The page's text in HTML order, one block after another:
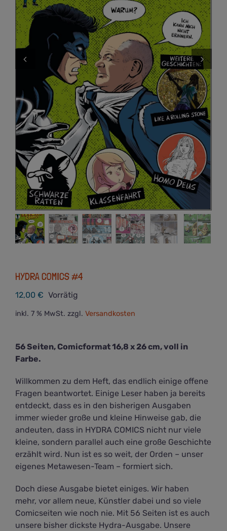
HYDRA COMICS #4
12,00 € Vorrätig
inkl. 7 % MwSt. zzgl. Versandkosten
56 Seiten, Comicformat 16,8 x 26 cm, voll in
Farbe.
Willkommen zu dem Heft, das endlich einige offene
Fragen beantwortet. Einige Leser haben ja bereits
entdeckt, dass es in den bisherigen Ausgaben
immer wieder große und kleine Hinweise gab, die
andeuten, dass in HYDRA COMICS nicht nur viele
kleine, sondern parallel auch eine große Geschichte
erzählt wird. Nun ist es so weit, der Orden – unser
eigenes Metawesen-Team – formiert sich.
Doch diese Ausgabe bietet einiges. Wir haben
mehr, vor allem neue, Künstler dabei und so viele
Comicseiten wie noch nie. Mit 56 Seiten ist es auch
unsere bisher dickste Hydra-Ausgabe. Unsere